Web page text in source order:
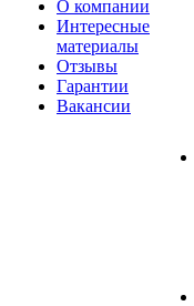
О компании
Интересные
материалы
Отзывы
Гарантии
Вакансии